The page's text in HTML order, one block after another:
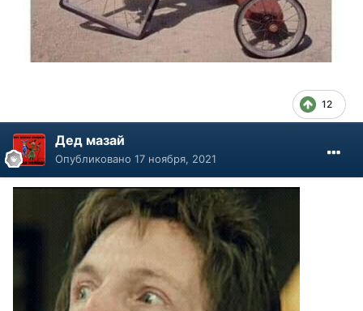
12
Дед мазай
Опубликовано 17 ноября, 2021